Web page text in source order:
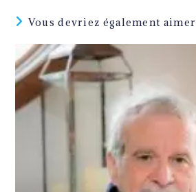
Vous devriez également aimer